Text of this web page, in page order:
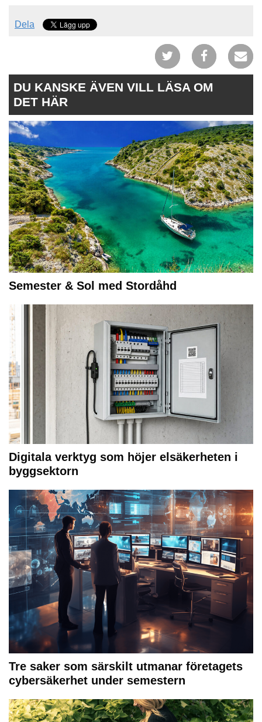
Dela
DU KANSKE ÄVEN VILL LÄSA OM
DET HÄR
Semester & Sol med Stordåhd
Digitala verktyg som höjer elsäkerheten i
byggsektorn
Tre saker som särskilt utmanar företagets
cybersäkerhet under semestern